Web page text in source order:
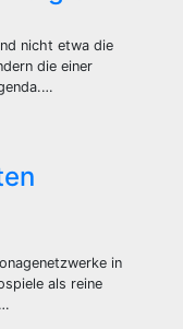
nicht etwa die
die einer
in
als reine